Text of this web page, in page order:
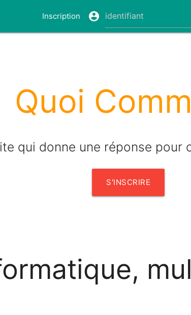
Inscription account_circle
Quoi
qui donne une réponse pour
S'INSCRIRE